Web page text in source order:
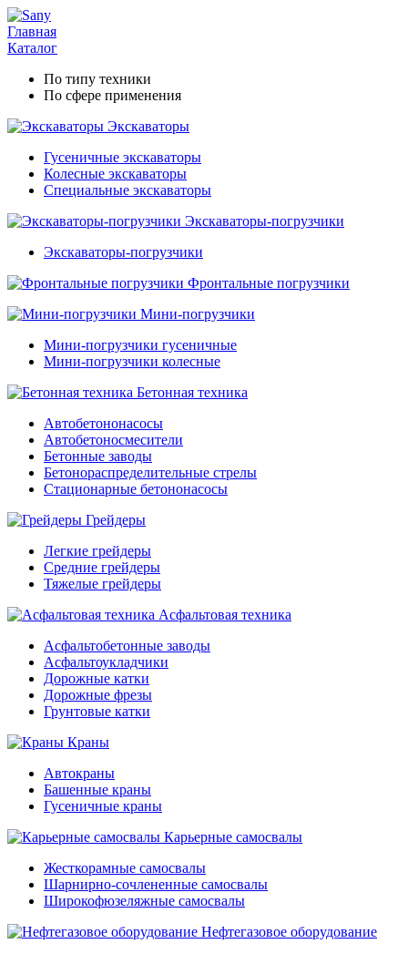
Главная
Каталог
По типу техники
По сфере применения
Экскаваторы
Гусеничные экскаваторы
Колесные экскаваторы
Специальные экскаваторы
Экскаваторы-погрузчики
Экскаваторы-погрузчики
Фронтальные погрузчики
Мини-погрузчики
Мини-погрузчики гусеничные
Мини-погрузчики колесные
Бетонная техника
Автобетононасосы
Автобетоносмесители
Бетонные заводы
Бетонораспределительные стрелы
Стационарные бетононасосы
Грейдеры
Легкие грейдеры
Средние грейдеры
Тяжелые грейдеры
Асфальтовая техника
Асфальтобетонные заводы
Асфальтоукладчики
Дорожные катки
Дорожные фрезы
Грунтовые катки
Краны
Автокраны
Башенные краны
Гусеничные краны
Карьерные самосвалы
Жесткорамные самосвалы
Шарнирно-сочлененные самосвалы
Широкофюзеляжные самосвалы
Нефтегазовое оборудование